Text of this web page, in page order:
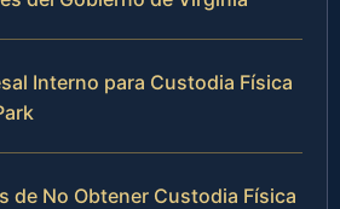
Interno para Custodia Física
de No Obtener Custodia Física